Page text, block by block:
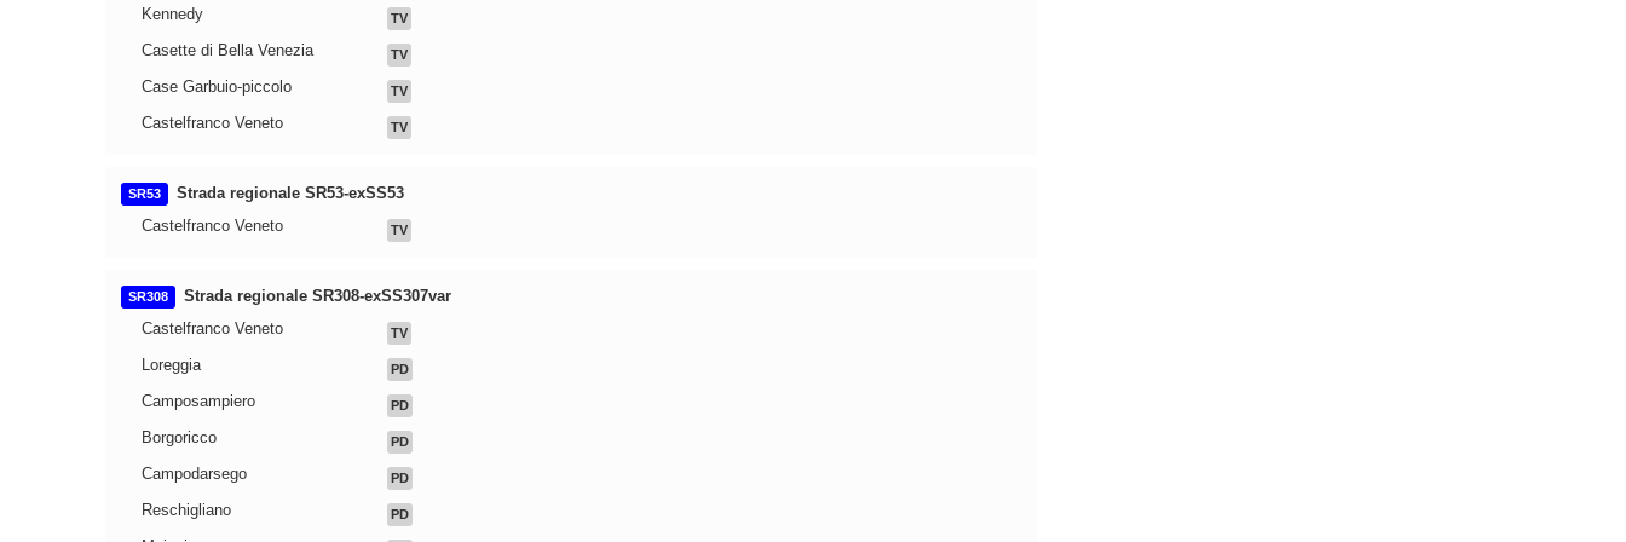
Kennedy TV
Casette di Bella Venezia TV
Case Garbuio-piccolo TV
Castelfranco Veneto TV
SR53
Strada regionale SR53-exSS53
Castelfranco Veneto
TV
SR308
Strada regionale SR308-exSS307var
Castelfranco Veneto
TV
Loreggia PD
Camposampiero PD
Borgoricco PD
Campodarsego PD
Reschigliano PD